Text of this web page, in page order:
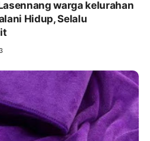
warga kelurahan
Hidup, Selalu